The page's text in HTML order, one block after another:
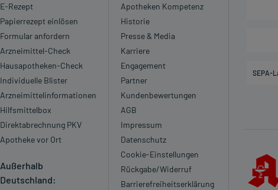
E-Rezept
Papierrezept einlösen
Formular anfordern
Arzneimittel-Check
Hausapotheken-Check
Individuelle Blister
Arzneimittelinformationen
Hilfsmittelbox
Direktabrechnung PKV
Apotheke vor Ort
Außerhalb
Deutschland:
Apotheken Kompetenz
Historie
Presse & Media
Karriere
Engagement
Partner
Kundenbewertungen
AGB
Impressum
Datenschutz
Cookie-Einstellungen
Rückgabe/Widerruf
Barrierefreiheitserklärung
SEPA-